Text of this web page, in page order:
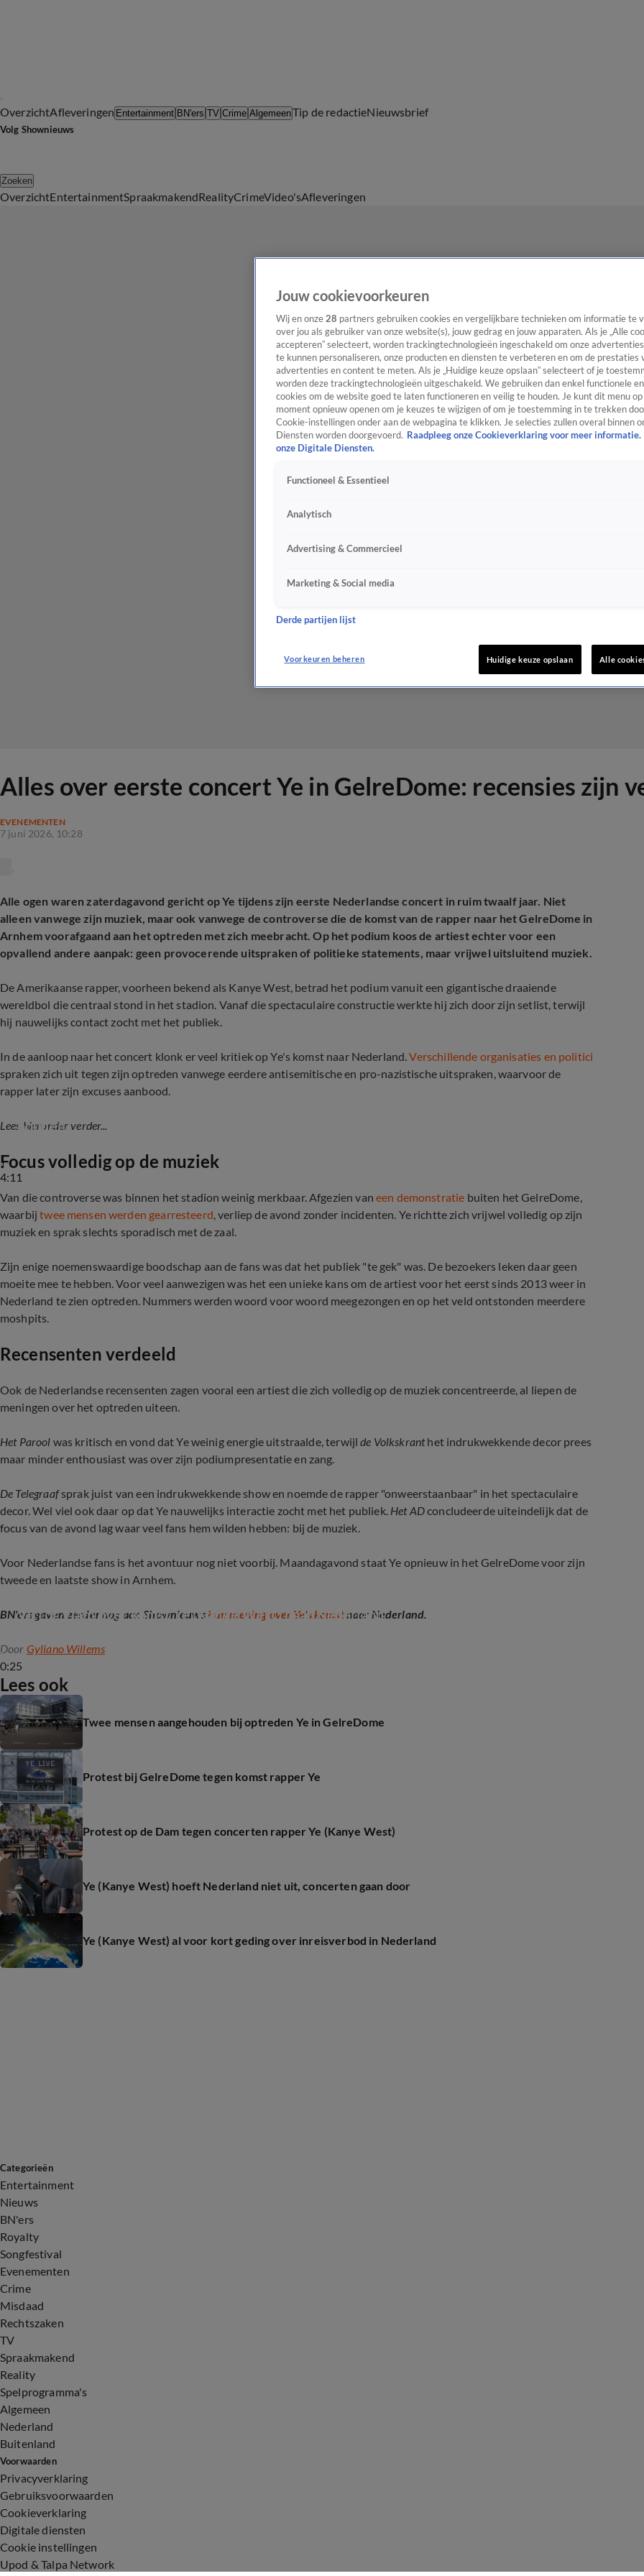
OverzichtAfleveringen Entertainment BN'ers TV Crime AlgemeenTip de redactieNieuwsbrief
Volg Shownieuws
Zoeken
OverzichtEntertainmentSpraakmakendRealityCrimeVideo'sAfleveringen
Alles over eerste concert Ye in GelreDome: recensies zijn
EVENEMENTEN
7 juni 2026, 10:28
Alle ogen waren zaterdagavond gericht op Ye tijdens zijn eerste Nederlandse concert in ruim twaalf jaar. Niet
alleen vanwege zijn muziek, maar ook vanwege de controverse die de komst van de rapper naar het GelreDome in
Arnhem voorafgaand aan het optreden met zich meebracht. Op het podium koos de artiest echter voor een
opvallend andere aanpak: geen provocerende uitspraken of politieke statements, maar vrijwel uitsluitend muziek.
De Amerikaanse rapper, voorheen bekend als Kanye West, betrad het podium vanuit een gigantische draaiende
wereldbol die centraal stond in het stadion. Vanaf die spectaculaire constructie werkte hij zich door zijn setlist, terwijl
hij nauwelijks contact zocht met het publiek.
In de aanloop naar het concert klonk er veel kritiek op Ye's komst naar Nederland.Verschillende organisaties en politici
spraken zich uit tegen zijn optreden vanwege eerdere antisemitische en pro-nazistische uitspraken, waarvoor de
rapper later zijn excuses aanbood.
Lees hieronder verder...
4:11
houden
Focus volledig op de muziek
Van die controverse was binnen het stadion weinig merkbaar. Afgezien van een demonstratie buiten het GelreDome,
waarbijtwee mensen werden gearresteerd, verliep de avond zonder incidenten. Ye richtte zich vrijwel volledig op zijn
muziek en sprak slechts sporadisch met de zaal.
Zijn enige noemenswaardige boodschap aan de fans was dat het publiek "te gek" was. De bezoekers leken daar geen
moeite mee te hebben. Voor veel aanwezigen was het een unieke kans om de artiest voor het eerst sinds 2013 weer in
Nederland te zien optreden. Nummers werden woord voor woord meegezongen en op het veld ontstonden meerdere
moshpits.
Recensenten verdeeld
Ook de Nederlandse recensenten zagen vooral een artiest die zich volledig op de muziek concentreerde, al liepen de
meningen over het optreden uiteen.
Het Parool was kritisch en vond dat Ye weinig energie uitstraalde, terwijlde Volkskranthet indrukwekkende decor prees
maar minder enthousiast was over zijn podiumpresentatie en zang.
De Telegraafsprak juist van een indrukwekkende show en noemde de rapper "onweerstaanbaar" in het spectaculaire
decor. Wel viel ook daar op dat Ye nauwelijks interactie zocht met het publiek. Het ADconcludeerde uiteindelijk dat de
focus van de avond lag waar veel fans hem wilden hebben: bij de muziek.
Voor Nederlandse fans is het avontuur nog niet voorbij. Maandagavond staat Ye opnieuw in het GelreDome voor zijn
tweede en laatste show in Arnhem.
BN'ers gaven eerder nog aan Shownieuws hun mening over Ye's komstnaar Nederland.
0:25
Victor Vlam over komst Ye (Kanye West) naar Nederland
Door Gyliano Willems
Lees ook
Twee mensen aangehouden bij optreden Ye in GelreDome
Protest bij GelreDome tegen komst rapper Ye
Protest op de Dam tegen concerten rapper Ye (Kanye West)
Ye (Kanye West) hoeft Nederland niet uit, concerten gaan door
Ye (Kanye West) al voor kort geding over inreisverbod in Nederland
Categorieën
Entertainment
Nieuws
BN'ers
Royalty
Songfestival
Evenementen
Crime
Misdaad
Rechtszaken
TV
Spraakmakend
Reality
Spelprogramma's
Algemeen
Nederland
Buitenland
Voorwaarden
Privacyverklaring
Gebruiksvoorwaarden
Cookieverklaring
Digitale diensten
Cookie instellingen
Upod & Talpa Network
Jouw cookievoorkeuren
Wij en onze 28 partners gebruiken cookies en vergelijkbare technieken om informatie te
over jou als gebruiker van onze website(s), jouw gedrag en jouw apparaten. Als je „Alle
accepteren” selecteert, worden trackingtechnologieën ingeschakeld om onze
te kunnen personaliseren, onze producten en diensten te verbeteren en om de prestaties
advertenties en content te meten. Als je „Huidige keuze opslaan” selecteert of je
worden deze trackingtechnologieën uitgeschakeld. We gebruiken dan enkel functionele
cookies om de website goed te laten functioneren en veilig te houden. Je kunt dit menu
moment opnieuw openen om je keuzes te wijzigen of om je toestemming in te trekken
Cookie-instellingen onder aan de webpagina te klikken. Je selecties zullen overal binnen
Diensten worden doorgevoerd. Raadpleeg onze Cookieverklaring voor meer informatie.
onze Digitale Diensten.
Functioneel & Essentieel
Analytisch
Advertising & Commercieel
Marketing & Social media
Derde partijen lijst
Voorkeuren beheren Huidige keuze opslaan Alle